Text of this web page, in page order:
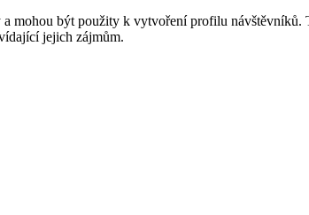
mohou být použity k vytvoření profilu
jejich zájmům.